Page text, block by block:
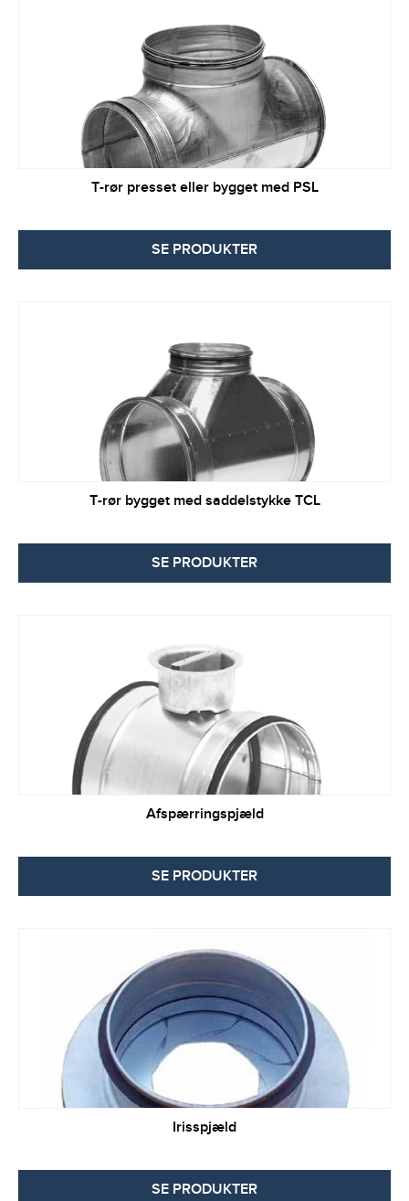
T-rør presset eller bygget med PSL
SE PRODUKTER
T-rør bygget med saddelstykke TCL
SE PRODUKTER
Afspærringspjæld
SE PRODUKTER
Irisspjæld
SE PRODUKTER